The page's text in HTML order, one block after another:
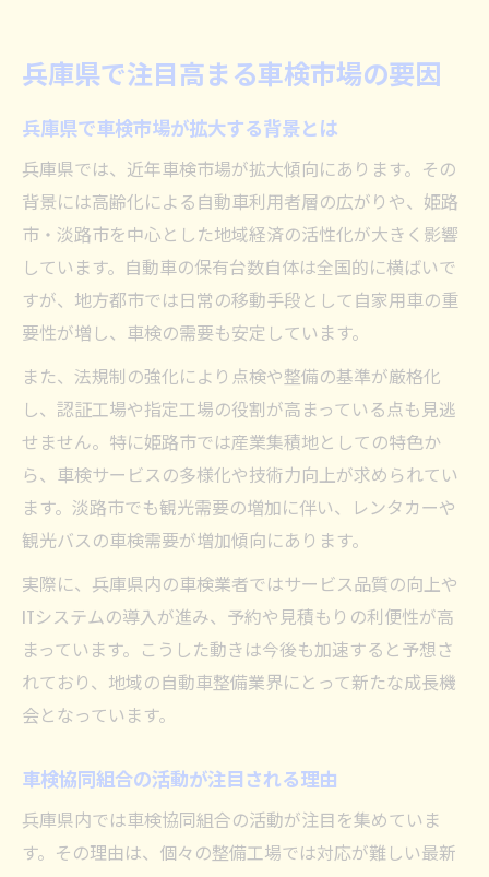
兵庫県で注目高まる車検市場の要因
兵庫県で車検市場が拡大する背景とは
兵庫県では、近年車検市場が拡大傾向にあります。その
背景には高齢化による自動車利用者層の広がりや、姫路
市・淡路市を中心とした地域経済の活性化が大きく影響
しています。自動車の保有台数自体は全国的に横ばいで
すが、地方都市では日常の移動手段として自家用車の重
要性が増し、車検の需要も安定しています。
また、法規制の強化により点検や整備の基準が厳格化
し、認証工場や指定工場の役割が高まっている点も見逃
せません。特に姫路市では産業集積地としての特色か
ら、車検サービスの多様化や技術力向上が求められてい
ます。淡路市でも観光需要の増加に伴い、レンタカーや
観光バスの車検需要が増加傾向にあります。
実際に、兵庫県内の車検業者ではサービス品質の向上や
ITシステムの導入が進み、予約や見積もりの利便性が高
まっています。こうした動きは今後も加速すると予想さ
れており、地域の自動車整備業界にとって新たな成長機
会となっています。
車検協同組合の活動が注目される理由
兵庫県内では車検協同組合の活動が注目を集めていま
す。その理由は、個々の整備工場では対応が難しい最新